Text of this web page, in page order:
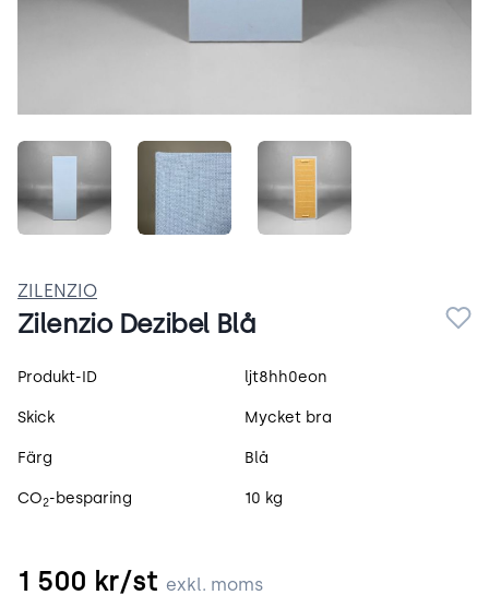
n-IGARPZH9vk.jpegdG1t2gurju-O.jpeg4rBHlbe6Pwvp.jpeg
ZILENZIO
Zilenzio Dezibel Blå
Produktspecifikation
Produkt-ID ljt8hh0eon
Skick Mycket bra
Färg Blå
CO2-besparing 10 kg
1 500 kr/st exkl. moms